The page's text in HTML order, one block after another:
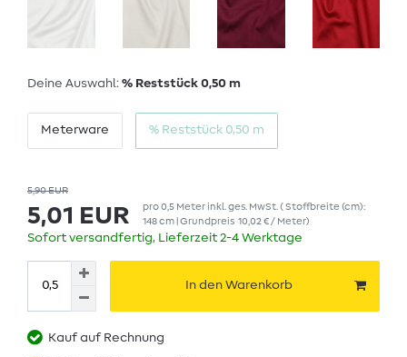
Deine Auswahl: % Reststück 0,50 m
Meterware % Reststück 0,50 m
5,90 EUR
5,01 EUR pro0,5 Meterinkl. ges. MwSt. ( Stoffbreite (cm):
148 cm | Grundpreis 10,02 € / Meter)
Sofort versandfertig, Lieferzeit 2-4 Werktage
In den Warenkorb
Kauf auf Rechnung